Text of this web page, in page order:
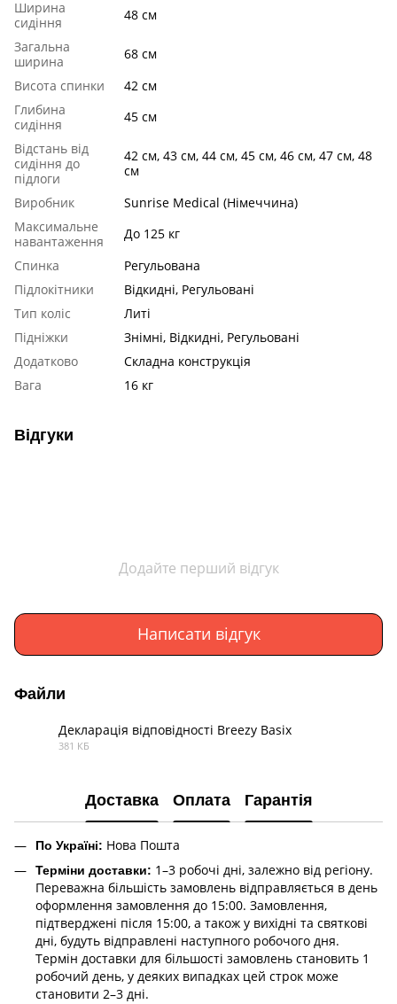
Ширина
сидіння
48 см
Загальна
ширина
68 см
Висота спинки
42 см
Глибина
сидіння
45 см
Відстань від
сидіння до
підлоги
42 см, 43 см, 44 см, 45 см, 46 см, 47 см, 48
см
Виробник
Sunrise Medical (Німеччина)
Максимальне
навантаження
До 125 кг
Спинка
Регульована
Підлокітники
Відкидні, Регульовані
Тип коліс
Литі
Підніжки
Знімні, Відкидні, Регульовані
Додатково
Складна конструкція
Вага
16 кг
Відгуки
Додайте перший відгук
Написати відгук
Файли
Декларація відповідності Breezy Basix
381 КБ
Доставка Оплата Гарантія
По Україні: Нова Пошта
Терміни доставки: 1–3 робочі дні, залежно від регіону.
Переважна більшість замовлень відправляється в день
оформлення замовлення до 15:00. Замовлення,
підтверджені після 15:00, а також у вихідні та святкові
дні, будуть відправлені наступного робочого дня.
Термін доставки для більшості замовлень становить 1
робочий день, у деяких випадках цей строк може
становити 2–3 дні.